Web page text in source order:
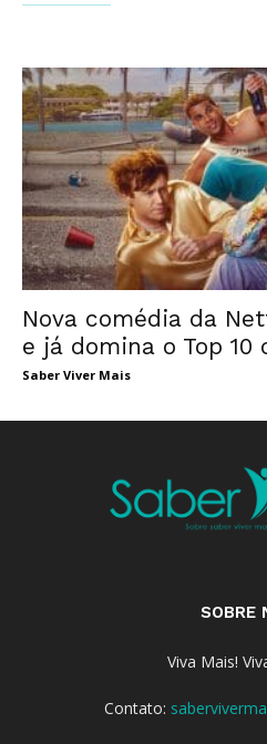
Nova comédia da
e já domina o Top
Saber Viver Mais
SOBRE
Viva Mais!
Contato: